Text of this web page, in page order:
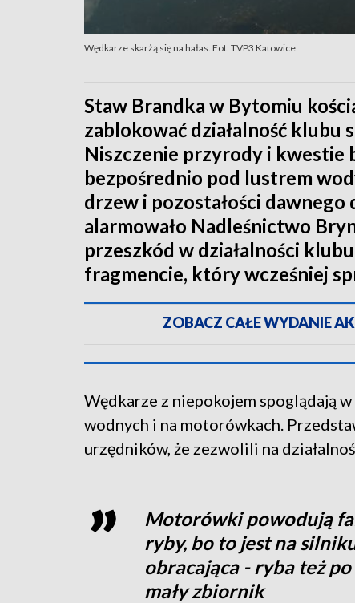
Wędkarze skarżą się na hałas. Fot. TVP3 Katowice
Staw Brandka w Bytomiu
zablokować działalność
Niszczenie przyrody i kwestie
bezpośrednio pod lustrem
drzew i pozostałości
alarmowało Nadleśnictwo
przeszkód w działalności
fragmencie, który wcześniej
ZOBACZ CAŁE WYDANIE
Wędkarze z niepokojem spoglądają
wodnych i na motorówkach.
urzędników, że zezwolili na
Motorówki powodują
ryby, bo to jest na
obracająca - ryba też
mały zbiornik